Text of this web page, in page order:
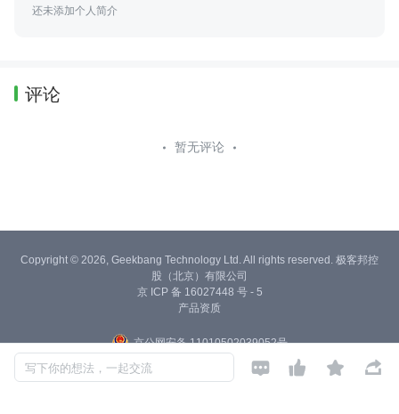
还未添加个人简介
评论
暂无评论
写下你的想法，一起交流    
Copyright © 2026, Geekbang Technology Ltd. All rights reserved. 极客邦控
股（北京）有限公司
京 ICP 备 16027448 号 - 5
产品资质
京公网安备 11010502039052号